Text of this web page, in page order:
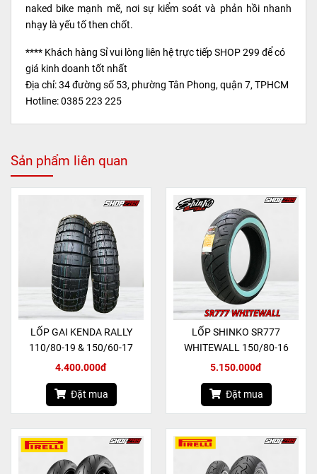
naked bike mạnh mẽ, nơi sự kiểm soát và phản hồi nhanh
nhạy là yếu tố then chốt.
**** Khách hàng Sỉ vui lòng liên hệ trực tiếp SHOP 299 để có
giá kinh doanh tốt nhất
Địa chỉ: 34 đường số 53, phường Tân Phong, quận 7, TPHCM
Hotline: 0385 223 225
Sản phẩm liên quan
LỐP GAI KENDA RALLY
110/80-19 & 150/60-17
4.400.000đ
Đặt mua
LỐP SHINKO SR777
WHITEWALL 150/80-16
5.150.000đ
Đặt mua